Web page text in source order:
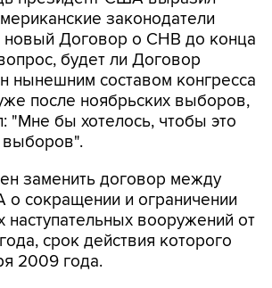
законодатели
новый Договор о СНВ до конца
будет ли Договор
нынешним составом конгресса
после ноябрьских выборов,
"Мне бы хотелось, чтобы это
заменить договор между
сокращении и ограничении
наступательных вооружений от
срок действия которого
2009 года.